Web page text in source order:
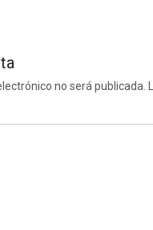
no será publicada.